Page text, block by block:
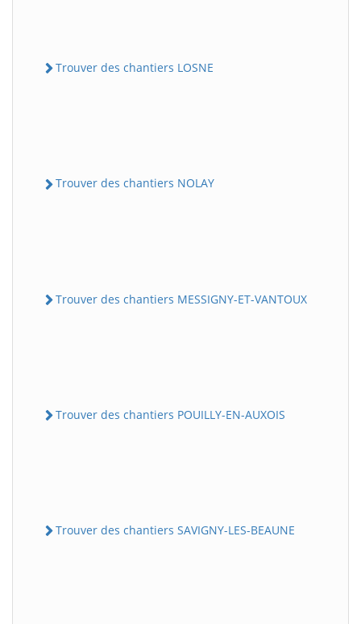
Trouver des chantiers LOSNE
Trouver des chantiers NOLAY
Trouver des chantiers MESSIGNY-ET-VANTOUX
Trouver des chantiers POUILLY-EN-AUXOIS
Trouver des chantiers SAVIGNY-LES-BEAUNE